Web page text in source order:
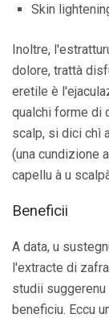
Skin
Inoltre,
dolore, trattà
eretile è
qualchi forme di
scalp, si dici chì
(una cundizione
capellu à u
Beneficii
A data, u
l'extracte di
studii suggerenu
beneficiu. Eccu